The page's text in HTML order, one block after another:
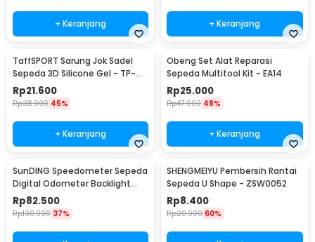
+ Keranjang + Keranjang
TaffSPORT Sarung Jok Sadel
Sepeda 3D Silicone Gel - TP-
ZT01
Rp21.600
Rp38.900 45%
+ Keranjang
Obeng Set Alat Reparasi
Sepeda Multitool Kit - EA14
Rp25.000
Rp47.900 48%
+ Keranjang
SunDING Speedometer Sepeda
Digital Odometer Backlight
LCD Waterproof - SD-563A
Rp82.500
Rp130.900 37%
SHENGMEIYU Pembersih Rantai
Sepeda U Shape - ZSW0052
Rp8.400
Rp20.900 60%